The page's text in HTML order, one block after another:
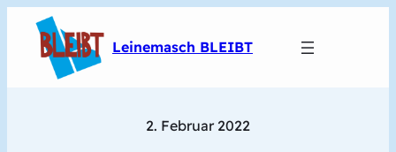
Leinemasch BLEIBT
2. Februar 2022